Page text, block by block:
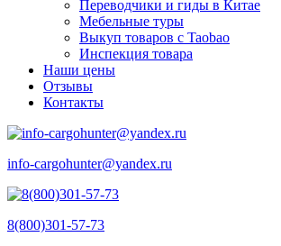
Переводчики и гиды в Китае
Мебельные туры
Выкуп товаров с Taobao
Инспекция товара
Наши цены
Отзывы
Контакты
info-cargohunter@yandex.ru
8(800)301-57-73